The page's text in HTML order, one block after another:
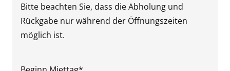
Bitte beachten Sie, dass die Abholung und
Rückgabe nur während der Öffnungszeiten
möglich ist.